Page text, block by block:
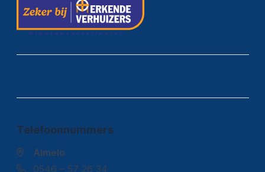
Telefoonnummers
Almelo
0546 – 57 26 34